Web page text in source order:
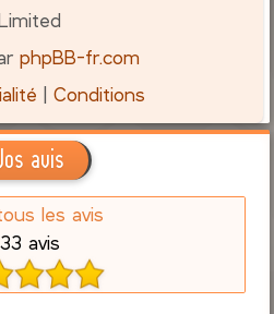
phpBB-fr.com
|Conditions
avis
les avis
33 avis